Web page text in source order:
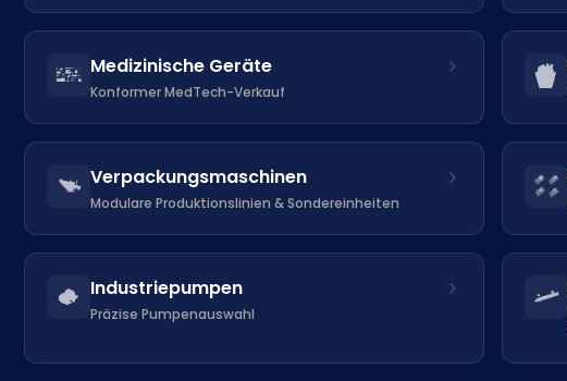
Medizinische Geräte
Konformer MedTech-Verkauf
Verpackungsmaschinen
Modulare Produktionslinien & Sondereinheiten
Industriepumpen
Präzise Pumpenauswahl